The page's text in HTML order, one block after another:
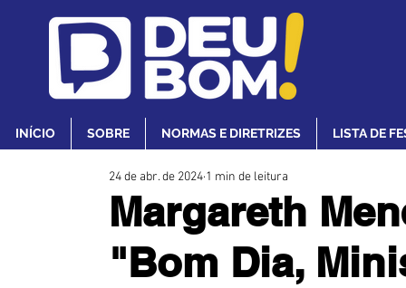
INÍCIO SOBRE NORMAS E DIRETRIZES LISTA DE
Margareth
"Bom Dia,
24 de abr. de 2024 1 min de leitura